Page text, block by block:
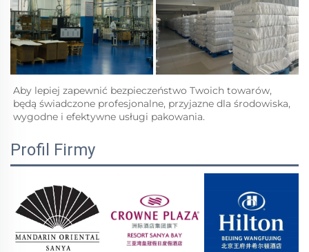
Aby lepiej zapewnić bezpieczeństwo Twoich towarów,
będą świadczone profesjonalne, przyjazne dla środowiska,
wygodne i efektywne usługi pakowania.
Profil Firmy